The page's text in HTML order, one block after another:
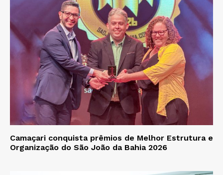
Camaçari conquista prêmios de Melhor Estrutura e
Organização do São João da Bahia 2026